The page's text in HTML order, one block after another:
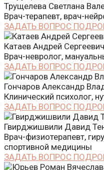
Трущелева Светлана
Врач-терапевт, врач-
ЗАДАТЬ ВОПРОС
Катаев Андрей Сергеевич
Врач-невролог,
ЗАДАТЬ ВОПРОС
Гончаров Александр
Клинический психолог,
ЗАДАТЬ ВОПРОС
Гвирджишвили Давид
Врач-физиотерапевт,
спортивной медицины
ЗАДАТЬ ВОПРОС